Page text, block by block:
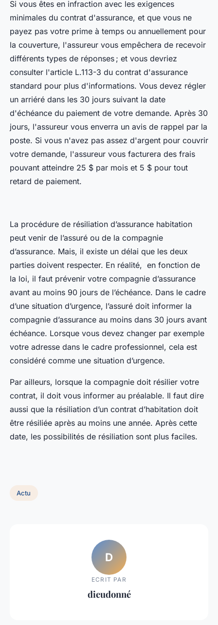
Si vous êtes en infraction avec les exigences
minimales du contrat d'assurance, et que vous ne
payez pas votre prime à temps ou annuellement pour
la couverture, l'assureur vous empêchera de recevoir
différents types de réponses ; et vous devriez
consulter l'article L.113-3 du contrat d'assurance
standard pour plus d'informations. Vous devez régler
un arriéré dans les 30 jours suivant la date
d'échéance du paiement de votre demande. Après 30
jours, l'assureur vous enverra un avis de rappel par la
poste. Si vous n'avez pas assez d'argent pour couvrir
votre demande, l'assureur vous facturera des frais
pouvant atteindre 25 $ par mois et 5 $ pour tout
retard de paiement.
La procédure de résiliation d’assurance habitation
peut venir de l’assuré ou de la compagnie
d’assurance. Mais, il existe un délai que les deux
parties doivent respecter. En réalité, en fonction de
la loi, il faut prévenir votre compagnie d’assurance
avant au moins 90 jours de l’échéance. Dans le cadre
d’une situation d’urgence, l’assuré doit informer la
compagnie d’assurance au moins dans 30 jours avant
échéance. Lorsque vous devez changer par exemple
votre adresse dans le cadre professionnel, cela est
considéré comme une situation d’urgence.
Par ailleurs, lorsque la compagnie doit résilier votre
contrat, il doit vous informer au préalable. Il faut dire
aussi que la résiliation d’un contrat d’habitation doit
être résiliée après au moins une année. Après cette
date, les possibilités de résiliation sont plus faciles.
Actu
D
ECRIT PAR
dieudonné